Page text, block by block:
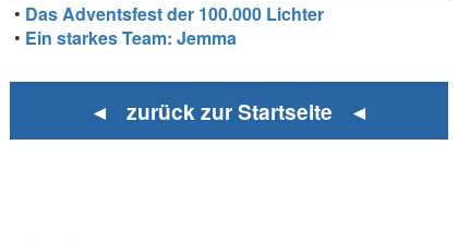
• Das Adventsfest der 100.000 Lichter
• Ein starkes Team: Jemma
◄ zurück zur Startseite ◄